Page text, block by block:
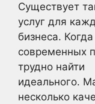
Существует
услуг для
бизнеса.
современных
трудно найти
идеального.
несколько